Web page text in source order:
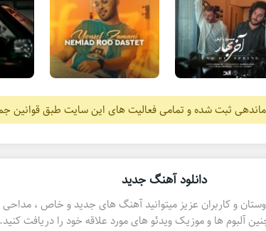
ثبت شده و تمامی فعالیت های این سایت طبق قوانین
دانلود آهنگ جدید
و کاربران عزیز میتوانید آهنگ های جدید و خاص ،
آلبوم ها و موزیک ویدئو های مورد علاقه خود را دریافت کنید.